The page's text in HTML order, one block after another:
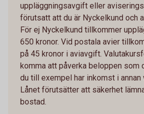
uppläggningsavgift eller
förutsatt att du är Nyckelkund och
För ej Nyckelkund tillkommer
650 kronor. Vid postala avier
på 45 kronor i aviavgift.
komma att påverka beloppen som
du till exempel har inkomst i annan
Lånet förutsätter att säkerhet
bostad.